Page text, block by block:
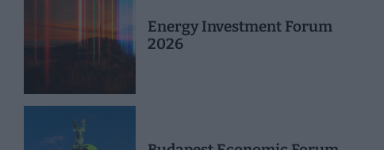
Energy Investment Forum
2026